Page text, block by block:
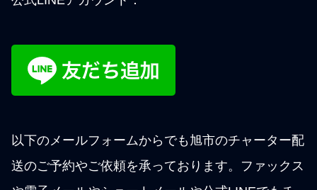
以下のメールフォームからでも旭市のチャーター配
送のご予約やご依頼を承っております。ファックス